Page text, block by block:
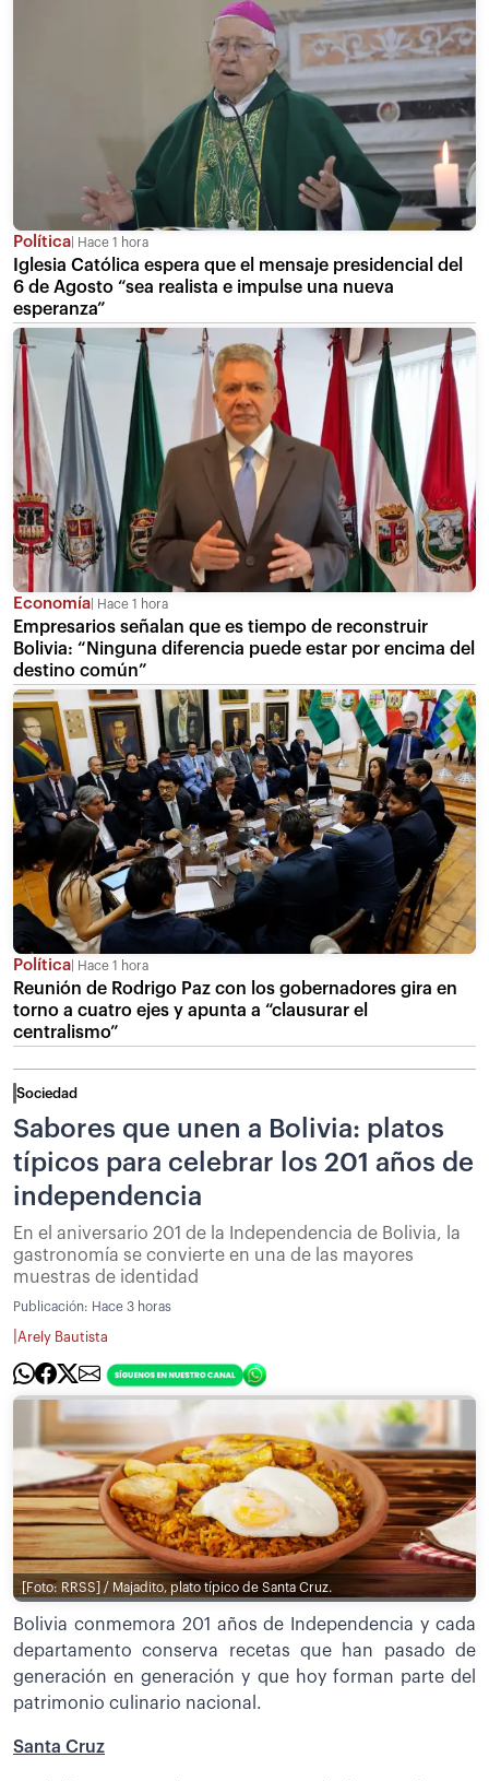
Política Hace 1 hora
Iglesia Católica espera que el mensaje presidencial del
6 de Agosto “sea realista e impulse una nueva
esperanza”
Economía Hace 1 hora
Empresarios señalan que es tiempo de reconstruir
Bolivia: “Ninguna diferencia puede estar por encima del
destino común”
Política Hace 1 hora
Reunión de Rodrigo Paz con los gobernadores gira en
torno a cuatro ejes y apunta a “clausurar el
centralismo”
Sociedad
Sabores que unen a Bolivia: platos
típicos para celebrar los 201 años de
independencia
En el aniversario 201 de la Independencia de Bolivia, la
gastronomía se convierte en una de las mayores
muestras de identidad
Publicación: Hace 3 horas
Arely Bautista
[Foto: RRSS] / Majadito, plato típico de Santa Cruz.
Bolivia conmemora 201 años de Independencia y cada
departamento conserva recetas que han pasado de
generación en generación y que hoy forman parte del
patrimonio culinario nacional.
Santa Cruz